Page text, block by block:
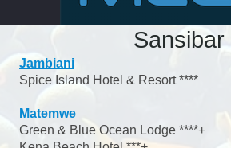
Sansibar
Jambiani
Spice Island Hotel & Resort ****
Matemwe
Green & Blue Ocean Lodge ****+